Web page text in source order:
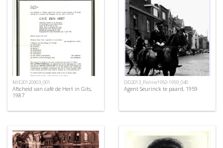
MIE20120903_001
Afscheid van café de Hert in Gits,
1987
DD2013_Politie1950-1959_040
Agent Seurinck te paard, 1959